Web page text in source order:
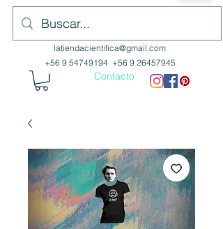
latiendacientifica@gmail.com
+56 9 54749194 +56 9 26457945
Contacto